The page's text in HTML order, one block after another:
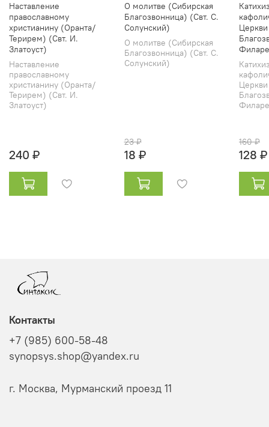
Наставление
православному
христианину (Оранта/
Терирем) (Свт. И.
Златоуст)
Наставление
православному
христианину (Оранта/
Терирем) (Свт. И.
Златоуст)
240 ₽
О молитве (Сибирская
Благозвонница) (Свт. С.
Солунский)
О молитве (Сибирская
Благозвонница) (Свт. С.
Солунский)
23 ₽
18 ₽
160 ₽
128 ₽
Контакты
+7 (985) 600-58-48
synopsys.shop@yandex.ru
г. Москва, Мурманский проезд 11